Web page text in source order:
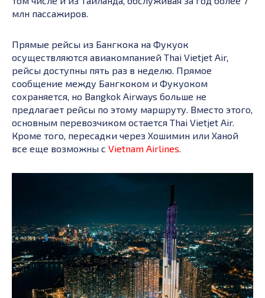
млн пассажиров.
Прямые рейсы из Бангкока на Фукуок
осуществляются авиакомпанией Thai Vietjet Air,
рейсы доступны пять раз в неделю. Прямое
сообщение между Бангкоком и Фукуоком
сохраняется, но Bangkok Airways больше не
предлагает рейсы по этому маршруту. Вместо этого,
основным перевозчиком остается Thai Vietjet Air.
Кроме того, пересадки через Хошимин или Ханой
все еще возможны с Vietnam Airlines.